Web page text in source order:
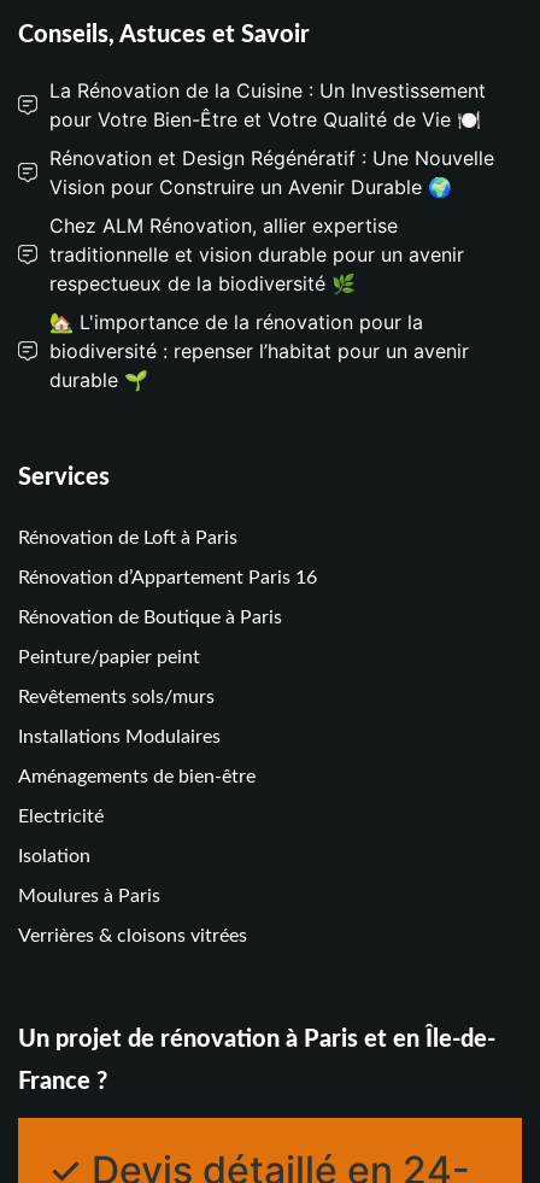
Conseils, Astuces et Savoir
La Rénovation de la Cuisine : Un Investissement
pour Votre Bien-Être et Votre Qualité de Vie 🍽️
Rénovation et Design Régénératif : Une Nouvelle
Vision pour Construire un Avenir Durable 🌍
Chez ALM Rénovation, allier expertise
traditionnelle et vision durable pour un avenir
respectueux de la biodiversité 🌿
🏡 L'importance de la rénovation pour la
biodiversité : repenser l’habitat pour un avenir
durable 🌱
Services
Rénovation de Loft à Paris
Rénovation d’Appartement Paris 16
Rénovation de Boutique à Paris
Peinture/papier peint
Revêtements sols/murs
Installations Modulaires
Aménagements de bien-être
Electricité
Isolation
Moulures à Paris
Verrières & cloisons vitrées
Un projet de rénovation à Paris et en Île-de-
France ?
✓ Devis détaillé en 24-